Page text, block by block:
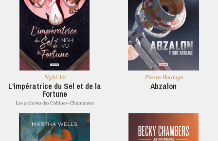
Nghi Vo
L'impératrice du Sel et de la
Fortune
Les archives des Collines-Chantantes
Pierre Bordage
Abzalon